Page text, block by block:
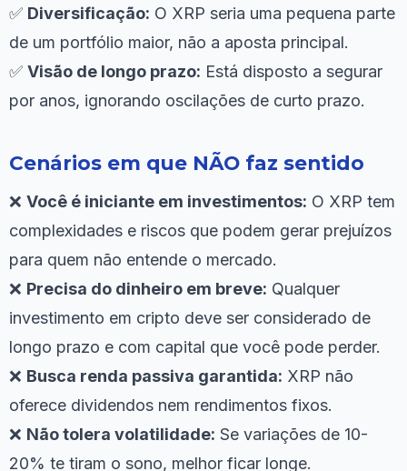
✅ Diversificação: O XRP seria uma pequena parte
de um portfólio maior, não a aposta principal.
✅ Visão de longo prazo: Está disposto a segurar
por anos, ignorando oscilações de curto prazo.
Cenários em que NÃO faz sentido
❌ Você é iniciante em investimentos: O XRP tem
complexidades e riscos que podem gerar prejuízos
para quem não entende o mercado.
❌ Precisa do dinheiro em breve: Qualquer
investimento em cripto deve ser considerado de
longo prazo e com capital que você pode perder.
❌ Busca renda passiva garantida: XRP não
oferece dividendos nem rendimentos fixos.
❌ Não tolera volatilidade: Se variações de 10-
20% te tiram o sono, melhor ficar longe.